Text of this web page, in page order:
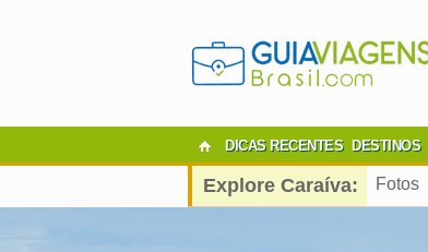
DICAS RECENTES DESTINOS
Explore Caraíva: Fotos